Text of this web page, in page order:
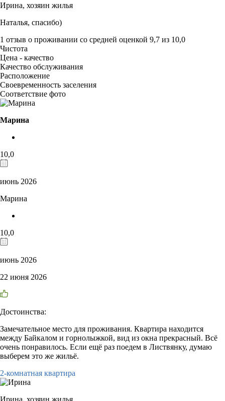
Ирина, хозяин жилья
Наталья, спасибо)
1 отзыв о проживании со средней оценкой 9,7 из 10,0
Чистота
Цена - качество
Качество обслуживания
Расположение
Своевременность заселения
Соответствие фото
Марина
10,0
июнь 2026
Марина
10,0
июнь 2026
22 июня 2026
Достоинства:
Замечательное место для проживания. Квартира находится
между Байкалом и горнолыжкой, вид из окна прекрасный. Всё
очень понравилось. Если ещё раз поедем в Листвянку, думаю
выберем это же жильё.
2-комнатная квартира
Ирина, хозяин жилья